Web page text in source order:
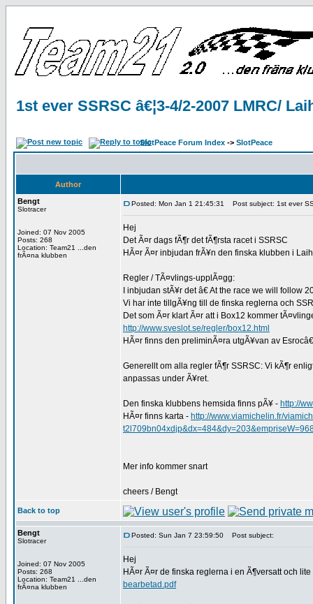
1st ever SSRSC â€¦3-4/2-2007 LMRC/
SlotPeace Forum Index -> SlotPeace
Author
Bengt
Slotracer
Joined: 07 Nov 2005
Posts: 268
Location: Team21 ...den
frÃ¤na klubben
Posted: Mon Jan 1 21:45:31 Post subject: 1st ever
Hej
Det Ã¤r dags fÃ¶r det fÃ¶rsta racet i SSRSC
HÃ¤r Ã¤r inbjudan frÃ¥n den finska klubben i
Regler / TÃ¤vlings-upplÃ¤gg:
I inbjudan stÃ¥r det â€ At the race we will follow
Vi har inte tillgÃ¥ng till de finska reglerna och
Det som Ã¤r klart Ã¤r att i Box12 kommer
http://www.sveslot.se/regler/box12.html
HÃ¤r finns den preliminÃ¤ra utgÃ¥van av
Generellt om alla regler fÃ¶r SSRSC: Vi kÃ¶r
anpassas under Ã¥ret.
Den finska klubbens hemsida finns pÃ¥ - http://
HÃ¤r finns karta - http://www.viamichelin.fr/
Mer info kommer snart
cheers / Bengt
Back to top
Bengt
Slotracer
Joined: 07 Nov 2005
Posts: 268
Location: Team21 ...den
frÃ¤na klubben
Posted: Sun Jan 7 23:59:50 Post subject:
Hej
HÃ¤r Ã¤r de finska reglerna i en Ã¶versatt och
bearbetad.pdf